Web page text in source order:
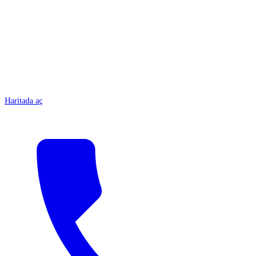
Haritada aç